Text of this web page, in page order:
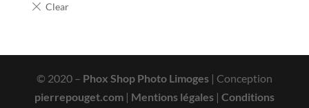
© 2020 – Phox Shop Photo Limoges| Conception
pierrepouget.com| Mentions légales| Conditions